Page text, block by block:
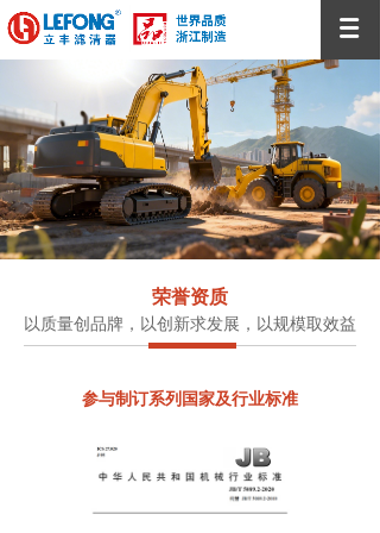
荣誉资质
以质量创品牌，以创新求发展，以规模取效益
参与制订系列国家及行业标准